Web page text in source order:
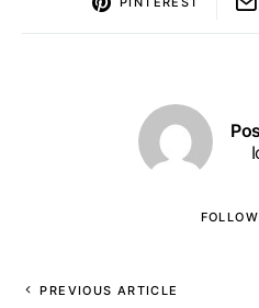
FOLLOW
PREVIOUS ARTICLE